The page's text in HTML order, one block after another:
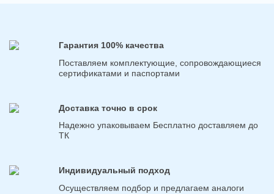
Гарантия 100% качества
Поставляем комплектующие, сопровождающиеся
сертификатами и паспортами
Доставка точно в срок
Надежно упаковываем Бесплатно доставляем до
ТК
Индивидуальный подход
Осуществляем подбор и предлагаем аналоги